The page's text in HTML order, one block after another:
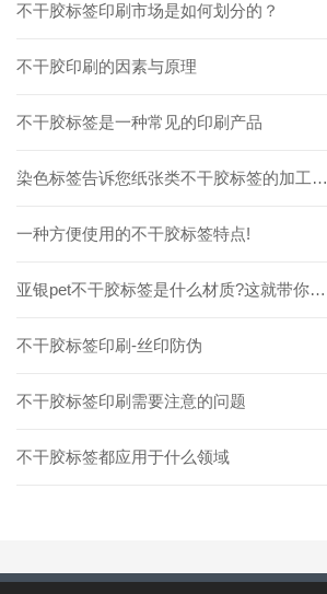
不干胶标签印刷市场是如何划分的？
不干胶印刷的因素与原理
不干胶标签是一种常见的印刷产品
染色标签告诉您纸张类不干胶标签的加工方
法
一种方便使用的不干胶标签特点!
亚银pet不干胶标签是什么材质?这就带你了
解
​不干胶标签印刷-丝印防伪
不干胶标签印刷需要注意的问题
不干胶标签都应用于什么领域